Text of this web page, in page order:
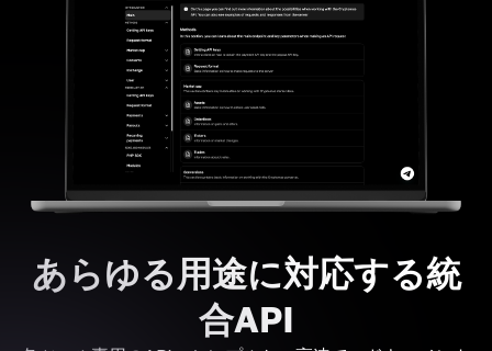
あらゆる用途に対応する統
合API